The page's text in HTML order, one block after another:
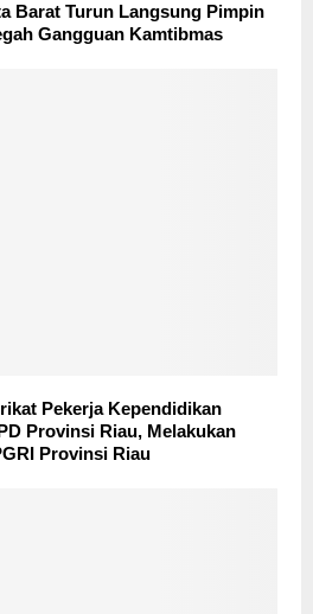
Barat Turun Langsung Pimpin
Gangguan Kamtibmas
Pekerja Kependidikan
Provinsi Riau, Melakukan
Provinsi Riau